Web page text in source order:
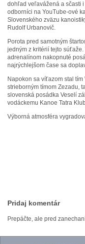
dohľad veľavážená a sčasti
odborníci na YouTube-ové
Slovenského zväzu
Rudolf Urbanovič.
Porota pred samotným
jedným z kritérií tejto
adrenalínom nakopnuté
najrýchlejšom čase sa
Napokon sa víťazom stal
strieborným tímom Zezadu,
slovenská posádka Veselí
vodáckemu Kanoe Tatra
Výborná atmosféra
Pridaj komentár
Prepáčte, ale pred